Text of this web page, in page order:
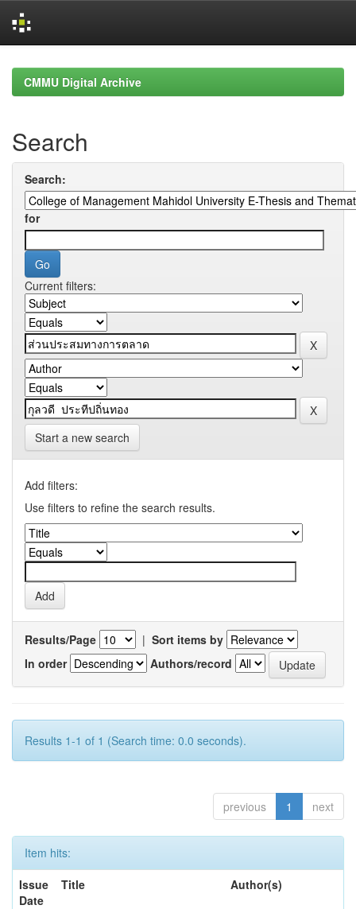
navigationCMMU Digital Archive
Search
Search:
for
Current filters:
Start a new search
Add filters:
Use filters to refine the search results.
Results/Page | Sort items by
In order
Authors/record
Results 1-1 of 1 (Search time: 0.0 seconds).
previous 1 next
Item hits:
Issue
Date
Title Author(s)